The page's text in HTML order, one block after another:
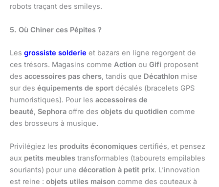
robots traçant des smileys.
5. Où Chiner ces Pépites ?
Les grossiste solderie et bazars en ligne regorgent de
ces trésors. Magasins comme Action ou Gifi proposent
des accessoires pas chers, tandis que Décathlon mise
sur des équipements de sport décalés (bracelets GPS
humoristiques). Pour les accessoires de
beauté, Sephora offre des objets du quotidien comme
des brosseurs à musique.
Privilégiez les produits économiques certifiés, et pensez
aux petits meubles transformables (tabourets empilables
souriants) pour une décoration à petit prix. L’innovation
est reine : objets utiles maison comme des couteaux à